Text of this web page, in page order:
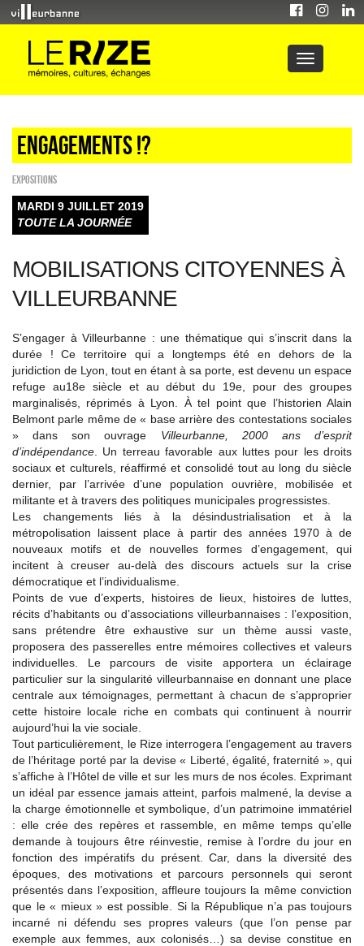
Engagements !?
EXPOSITIONS
MARDI 9 JUILLET 2019
TOUTE LA JOURNÉE
MOBILISATIONS CITOYENNES À
VILLEURBANNE
S’engager à Villeurbanne : une thématique qui s’inscrit dans la
durée ! Ce territoire qui a longtemps été en dehors de la
juridiction de Lyon, tout en étant à sa porte, est devenu un espace
refuge au18e siècle et au début du 19e, pour des groupes
marginalisés, réprimés à Lyon. À tel point que l’historien Alain
Belmont parle même de « base arrière des contestations sociales
» dans son ouvrage Villeurbanne, 2000 ans d’esprit
d’indépendance . Un terreau favorable aux luttes pour les droits
sociaux et culturels, réaffirmé et consolidé tout au long du siècle
dernier, par l’arrivée d’une population ouvrière, mobilisée et
militante et à travers des politiques municipales progressistes.
Les changements liés à la désindustrialisation et à la
métropolisation laissent place à partir des années 1970 à de
nouveaux motifs et de nouvelles formes d’engagement, qui
incitent à creuser au-delà des discours actuels sur la crise
démocratique et l’individualisme.
Points de vue d’experts, histoires de lieux, histoires de luttes,
récits d’habitants ou d’associations villeurbannaises : l’exposition,
sans prétendre être exhaustive sur un thème aussi vaste,
proposera des passerelles entre mémoires collectives et valeurs
individuelles. Le parcours de visite apportera un éclairage
particulier sur la singularité villeurbannaise en donnant une place
centrale aux témoignages, permettant à chacun de s’approprier
cette histoire locale riche en combats qui continuent à nourrir
aujourd’hui la vie sociale.
Tout particulièrement, le Rize interrogera l’engagement au travers
de l’héritage porté par la devise « Liberté, égalité, fraternité », qui
s’affiche à l’Hôtel de ville et sur les murs de nos écoles. Exprimant
un idéal par essence jamais atteint, parfois malmené, la devise a
la charge émotionnelle et symbolique, d’un patrimoine immatériel
: elle crée des repères et rassemble, en même temps qu’elle
demande à toujours être réinvestie, remise à l’ordre du jour en
fonction des impératifs du présent. Car, dans la diversité des
époques, des motivations et parcours personnels qui seront
présentés dans l’exposition, affleure toujours la même conviction
que le « mieux » est possible. Si la République n’a pas toujours
incarné ni défendu ses propres valeurs (que l’on pense par
exemple aux femmes, aux colonisés…) sa devise constitue en